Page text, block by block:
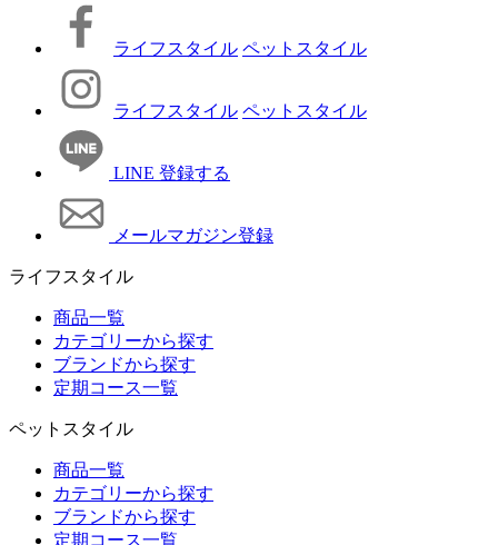
ライフスタイル ペットスタイル
ライフスタイル ペットスタイル
LINE 登録する
メールマガジン登録
ライフスタイル
商品一覧
カテゴリーから探す
ブランドから探す
定期コース一覧
ペットスタイル
商品一覧
カテゴリーから探す
ブランドから探す
定期コース一覧